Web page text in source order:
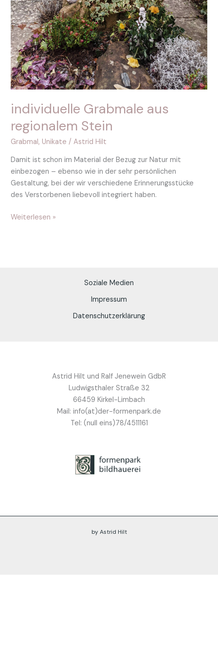
individuelle Grabmale aus
regionalem Stein
Grabmal, Unikate /Astrid Hilt
Damit ist schon im Material der Bezug zur Natur mit
einbezogen – ebenso wie in der sehr persönlichen
Gestaltung, bei der wir verschiedene Erinnerungsstücke
des Verstorbenen liebevoll integriert haben.
Weiterlesen »
Soziale Medien
Impressum
Datenschutzerklärung
Astrid Hilt und Ralf Jenewein GdbR
Ludwigsthaler Straße 32
66459 Kirkel-Limbach
Mail: info(at)der-formenpark.de
Tel: (null eins)78/4511161
by Astrid Hilt